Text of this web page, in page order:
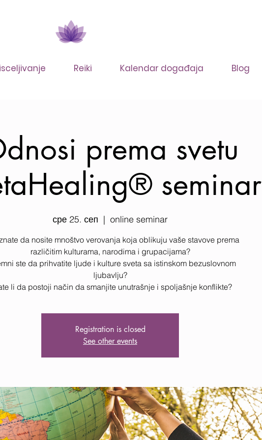
Reiki Kalendar događaja Blog
prema svetu
seminar
сре 25. сеп
  |
online seminar
da nosite mnoštvo verovanja koja oblikuju vaše stavove prema
različitim kulturama, narodima i grupacijama?
ste da prihvatite ljude i kulture sveta sa istinskom bezuslovnom
ljubavlju?
li da postoji način da smanjite unutrašnje i spoljašnje konflikte?
Registration is closed
See other events